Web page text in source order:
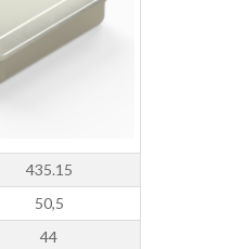
435.15
50,5
44